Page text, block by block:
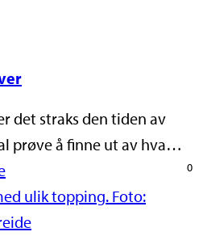
det straks den tiden av
prøve å finne ut av hva…
0